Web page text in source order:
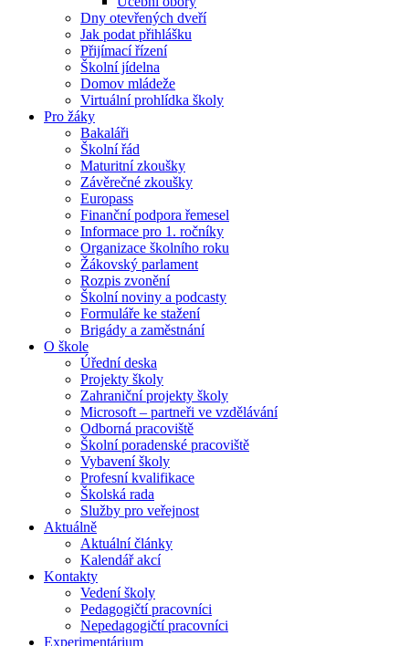
Dny otevřených dveří
Jak podat přihlášku
Přijímací řízení
Školní jídelna
Domov mládeže
Virtuální prohlídka školy
Pro žáky
Bakaláři
Školní řád
Maturitní zkoušky
Závěrečné zkoušky
Europass
Finanční podpora řemesel
Informace pro 1. ročníky
Organizace školního roku
Žákovský parlament
Rozpis zvonění
Školní noviny a podcasty
Formuláře ke stažení
Brigády a zaměstnání
O škole
Úřední deska
Projekty školy
Zahraniční projekty školy
Microsoft – partneři ve vzdělávání
Odborná pracoviště
Školní poradenské pracoviště
Vybavení školy
Profesní kvalifikace
Školská rada
Služby pro veřejnost
Aktuálně
Aktuální články
Kalendář akcí
Kontakty
Vedení školy
Pedagogičtí pracovníci
Nepedagogičtí pracovníci
Experimentárium